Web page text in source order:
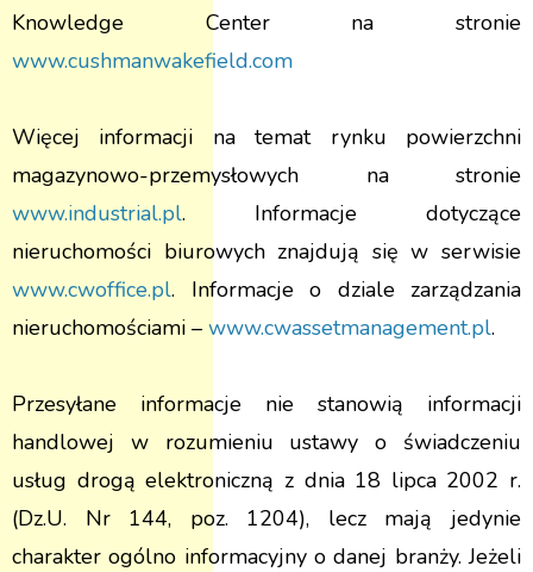
Knowledge Center na stronie
www.cushmanwakefield.com
Więcej informacji na temat rynku powierzchni
magazynowo-przemysłowych na stronie
www.industrial.pl. Informacje dotyczące
nieruchomości biurowych znajdują się w serwisie
www.cwoffice.pl. Informacje o dziale zarządzania
nieruchomościami – www.cwassetmanagement.pl.
Przesyłane informacje nie stanowią informacji
handlowej w rozumieniu ustawy o świadczeniu
usług drogą elektroniczną z dnia 18 lipca 2002 r.
(Dz.U. Nr 144, poz. 1204), lecz mają jedynie
charakter ogólno informacyjny o danej branży. Jeżeli